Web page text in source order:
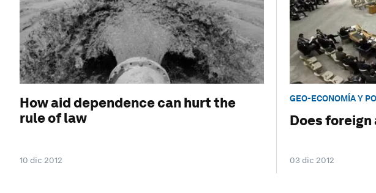
How aid dependence can hurt the
rule of law
10 dic 2012
GEO-ECONOMÍA Y
Does
03 dic 2012